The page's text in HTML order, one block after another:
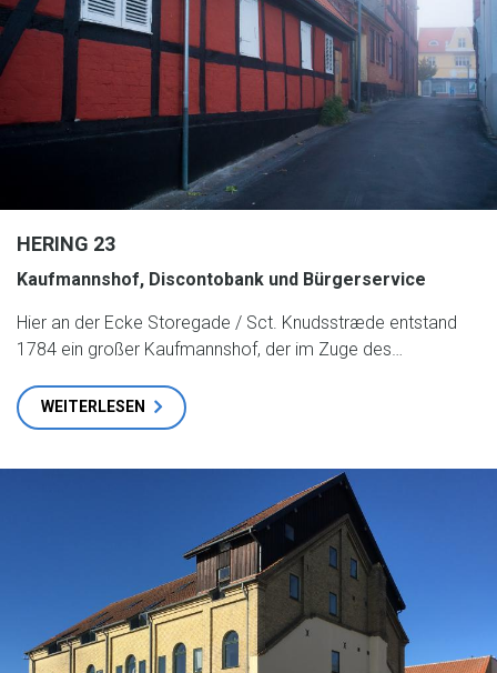
HERING 23
Kaufmannshof, Discontobank und Bürgerservice
Hier an der Ecke Storegade / Sct. Knudsstræde entstand
1784 ein großer Kaufmannshof, der im Zuge des…
WEITERLESEN